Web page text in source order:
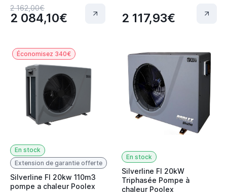
2 162,00€
2 084,10€ 2 117,93€
Économisez 340€
En stock
Extension de garantie offerte
Silverline FI 20kw 110m3
pompe a chaleur Poolex
En stock
Silverline FI 20kW
Triphasée Pompe à
chaleur Poolex